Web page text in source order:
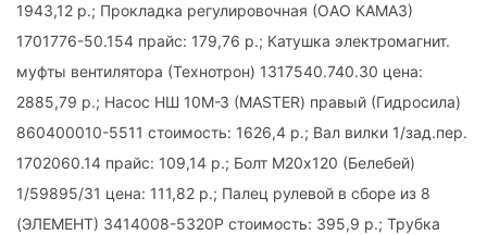
1943,12 р.; Прокладка регулировочная (ОАО КАМАЗ)
1701776-50.154 прайс: 179,76 р.; Катушка электромагнит.
муфты вентилятора (Технотрон) 1317540.740.30 цена:
2885,79 р.; Насос НШ 10М-З (MASTER) правый (Гидросила)
860400010-5511 стоимость: 1626,4 р.; Вал вилки 1/зад.пер.
1702060.14 прайс: 109,14 р.; Болт М20х120 (Белебей)
1/59895/31 цена: 111,82 р.; Палец рулевой в сборе из 8
(ЭЛЕМЕНТ) 3414008-5320Р стоимость: 395,9 р.; Трубка